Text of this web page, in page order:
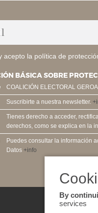
acepto la política de
BÁSICA SOBRE
COALICIÓN ELECTORAL GEROA
Suscribirte a nuestra newsletter.
Tienes derecho a acceder,
derechos, como se explica en la
Puedes consultar la información
Datos +info
By
services